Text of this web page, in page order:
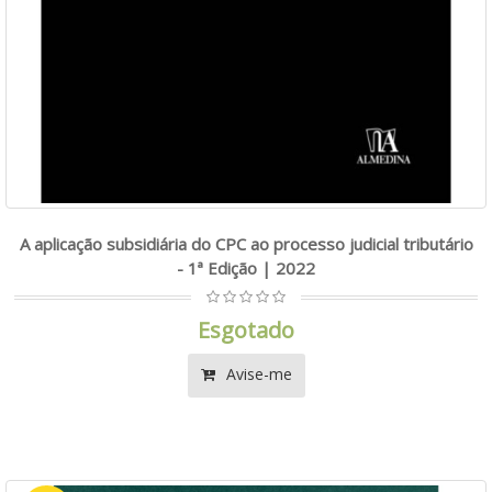
A aplicação subsidiária do CPC ao processo judicial tributário
- 1ª Edição | 2022
Esgotado
Avise-me